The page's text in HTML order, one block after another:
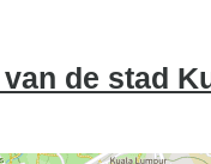
de stad